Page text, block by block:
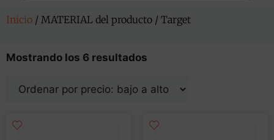
Inicio / MATERIAL del producto / Target
Mostrando los 6 resultados